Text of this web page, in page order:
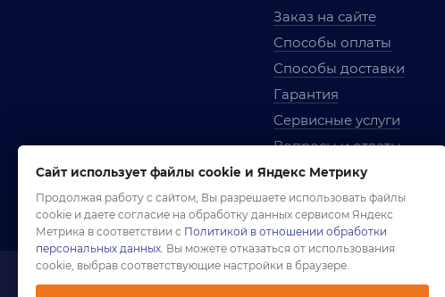
Заказ на сайте
Способы оплаты
Способы доставки
Гарантия
Сервисные услуги
Вопросы и ответы
Условия сотрудничества
Правила использования
Компания
Сайт использует файлы cookie и Яндекс Метрику
Продолжая работу с сайтом, Вы разрешаете использовать файлы
cookie и даете согласие на обработку данных сервисом Яндекс
Метрика в соответствии с Политикой в отношении обработки
персональных данных. Вы можете отказаться от использования
cookie, выбрав соответствующие настройки в браузере.